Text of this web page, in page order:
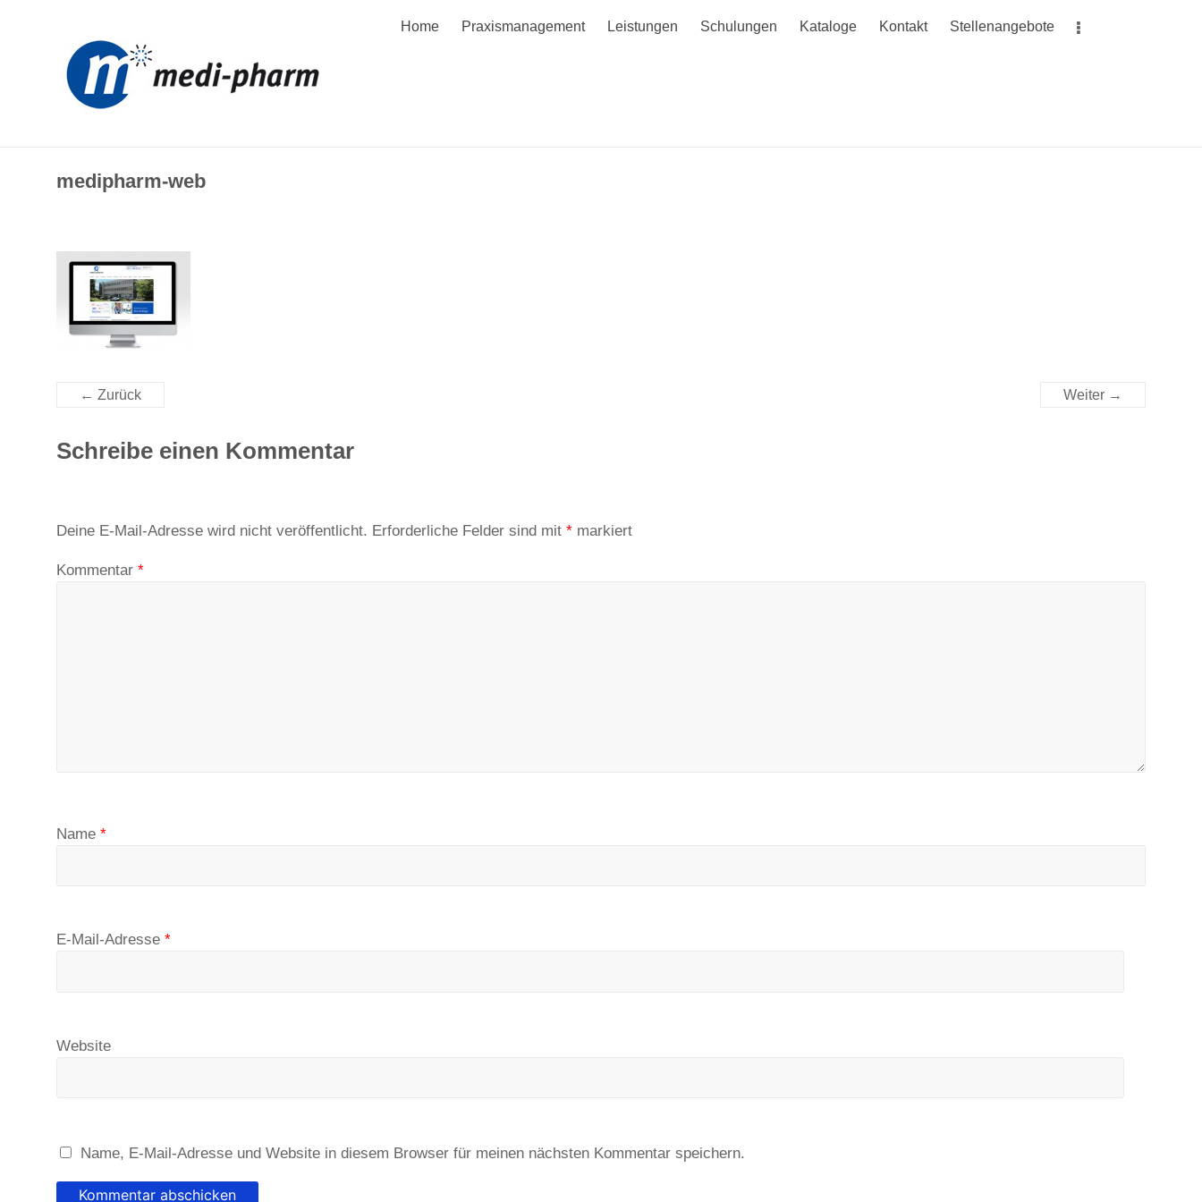
MEDI-
PHARM
Medizinischer
|
Home Praxismanagement Leistungen Schulungen Kataloge Kontakt Stellenangebote
medipharm-web
← Zurück Weiter →
Schreibe einen Kommentar
Deine E-Mail-Adresse wird nicht veröffentlicht. Erforderliche Felder sind mit * markiert
Kommentar *
Name *
E-Mail-Adresse *
Website
Name, E-Mail-Adresse und Website in diesem Browser für meinen nächsten Kommentar speichern.